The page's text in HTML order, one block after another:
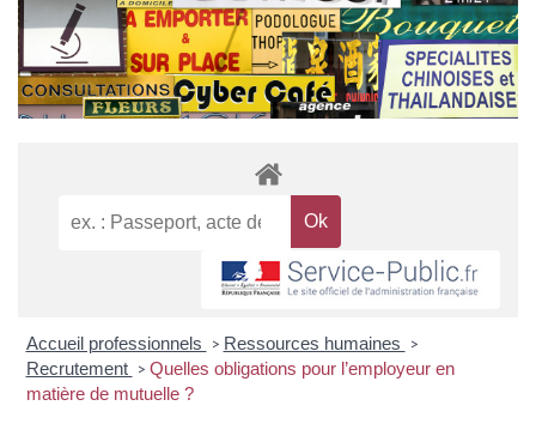
Accueil professionnels > Ressources humaines >
Recrutement > Quelles obligations pour l’employeur en
matière de mutuelle ?